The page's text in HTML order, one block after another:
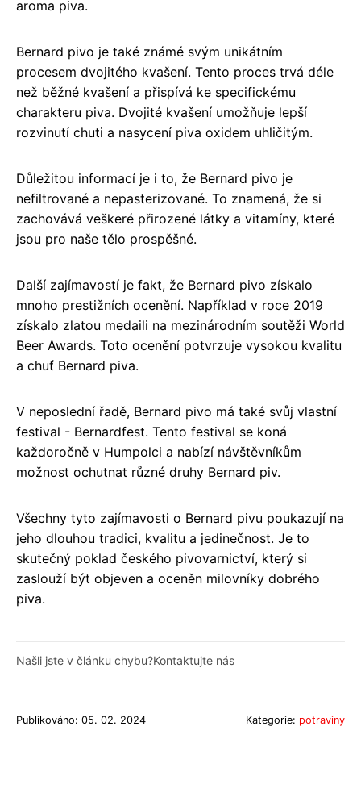
aroma piva.
Bernard pivo je také známé svým unikátním
procesem dvojitého kvašení. Tento proces trvá déle
než běžné kvašení a přispívá ke specifickému
charakteru piva. Dvojité kvašení umožňuje lepší
rozvinutí chuti a nasycení piva oxidem uhličitým.
Důležitou informací je i to, že Bernard pivo je
nefiltrované a nepasterizované. To znamená, že si
zachovává veškeré přirozené látky a vitamíny, které
jsou pro naše tělo prospěšné.
Další zajímavostí je fakt, že Bernard pivo získalo
mnoho prestižních ocenění. Například v roce 2019
získalo zlatou medaili na mezinárodním soutěži World
Beer Awards. Toto ocenění potvrzuje vysokou kvalitu
a chuť Bernard piva.
V neposlední řadě, Bernard pivo má také svůj vlastní
festival - Bernardfest. Tento festival se koná
každoročně v Humpolci a nabízí návštěvníkům
možnost ochutnat různé druhy Bernard piv.
Všechny tyto zajímavosti o Bernard pivu poukazují na
jeho dlouhou tradici, kvalitu a jedinečnost. Je to
skutečný poklad českého pivovarnictví, který si
zaslouží být objeven a oceněn milovníky dobrého
piva.
Našli jste v článku chybu?Kontaktujte nás
Publikováno: 05. 02. 2024 Kategorie: potraviny